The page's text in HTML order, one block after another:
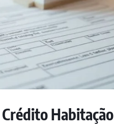
Habitação